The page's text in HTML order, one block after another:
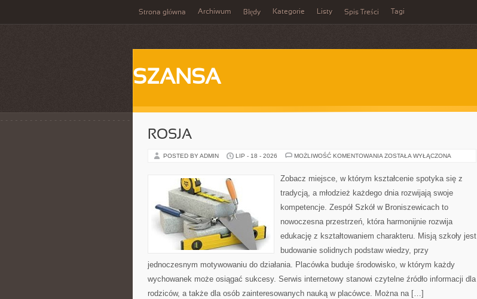
Strona główna Archiwum Błędy Kategorie Listy Spis Treści Tagi
SZANSA
ROSJA
POSTED BY ADMIN LIP - 18 - 2026 MOŻLIWOŚĆ KOMENTOWANIA ROSJA
ZOSTAŁA WYŁĄCZONA
Zobacz miejsce, w którym kształcenie spotyka się z
tradycją, a młodzież każdego dnia rozwijają swoje
kompetencje. Zespół Szkół w Broniszewicach to
nowoczesna przestrzeń, która harmonijnie rozwija
edukację z kształtowaniem charakteru. Misją szkoły jest
budowanie solidnych podstaw wiedzy, przy
jednoczesnym motywowaniu do działania. Placówka buduje środowisko, w którym każdy
wychowanek może osiągać sukcesy. Serwis internetowy stanowi czytelne źródło informacji dla
rodziców, a także dla osób zainteresowanych nauką w placówce. Można na […]